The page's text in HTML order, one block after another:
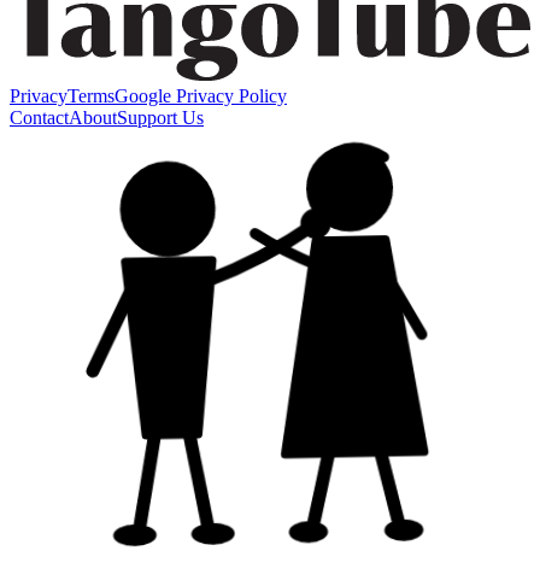
PrivacyTermsGoogle Privacy Policy
ContactAboutSupport Us